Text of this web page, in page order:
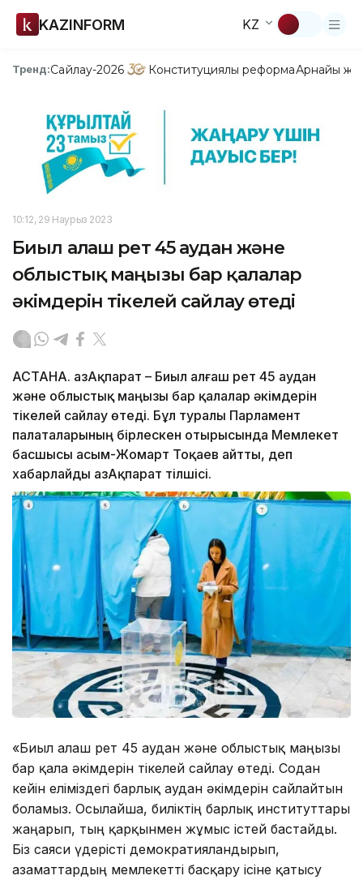
KAZINFORM KZ
Тренд:Сайлау-2026 Конституциялық реформаАрнайы
10:12, 29 Наурыз 2023
Биыл алғаш рет 45 аудан және
облыстық маңызы бар қалалар
әкімдерін тікелей сайлау өтеді
АСТАНА. ҚазАқпарат – Биыл алғаш рет 45 аудан
және облыстық маңызы бар қалалар әкімдерін
тікелей сайлау өтеді. Бұл туралы Парламент
палаталарының бірлескен отырысында Мемлекет
басшысы Қасым-Жомарт Тоқаев айтты, деп
хабарлайды ҚазАқпарат тілшісі.
«Биыл алғаш рет 45 аудан және облыстық маңызы
бар қала әкімдерін тікелей сайлау өтеді. Содан
кейін еліміздегі барлық аудан әкімдерін сайлайтын
боламыз. Осылайша, биліктің барлық институттары
жаңарып, тың қарқынмен жұмыс істей бастайды.
Біз саяси үдерісті демократияландырып,
азаматтардың мемлекетті басқару ісіне қатысу